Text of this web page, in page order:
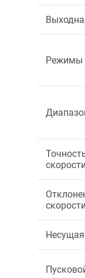
Режимы
скорости
скорости